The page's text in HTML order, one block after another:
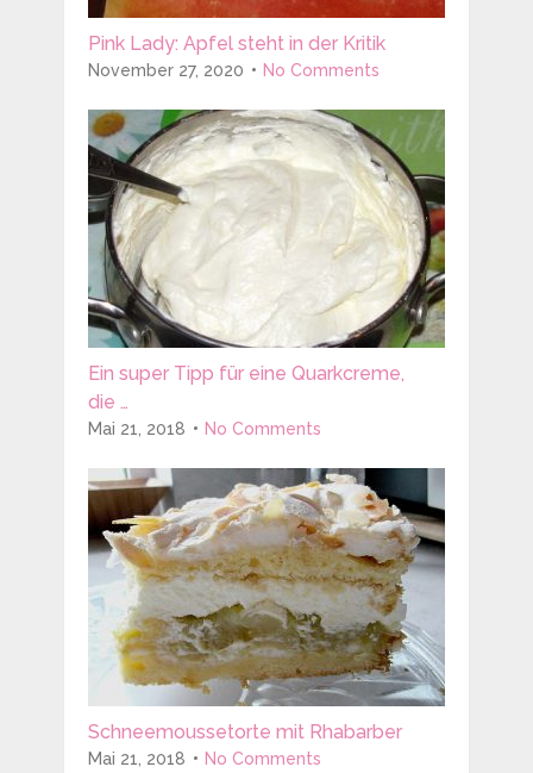
Pink Lady: Apfel steht in der Kritik
November 27, 2020 No Comments
Ein super Tipp für eine Quarkcreme,
die …
Mai 21, 2018 No Comments
Schneemoussetorte mit Rhabarber
Mai 21, 2018 No Comments